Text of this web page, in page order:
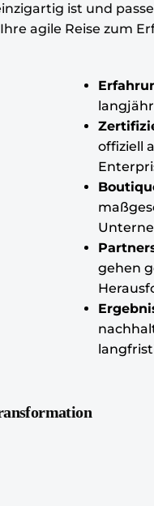
ist und
agile Reise zum
offiziell
gehen